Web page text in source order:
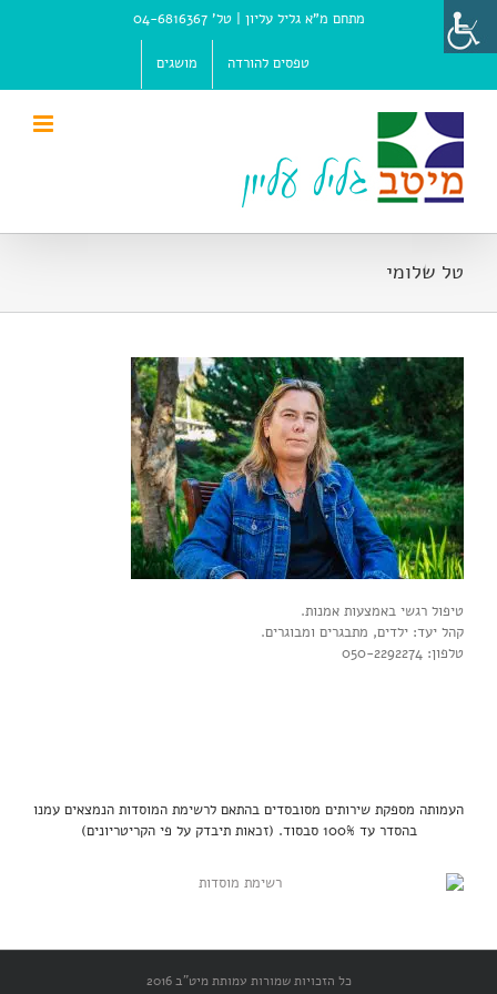
content
מתחם מ"א גליל עליון |טל' 04-6816367
טפסים להורדה מושגים
טל שלומי
טיפול רגשי באמצעות אמנות.
קהל יעד: ילדים, מתבגרים ומבוגרים.
טלפון: 050-2292274
העמותה מספקת שירותים מסובסדים בהתאם לרשימת המוסדות הנמצאים עמנו
בהסדר עד 100% סבסוד. (זכאות תיבדק על פי הקריטריונים)
כל הזכויות שמורות עמותת מיט"ב 2016